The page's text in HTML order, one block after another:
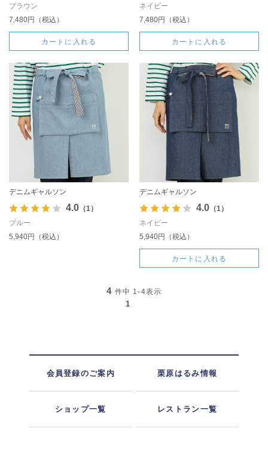
ブラウン
7,480円（税込）
カートに入れる
ネイビー
7,480円（税込）
カートに入れる
デニムギャルソン
4.0（1）
ブルー
5,940円（税込）
デニムギャルソン
4.0（1）
ネイビー
5,940円（税込）
カートに入れる
4 件中 1-4表示
1
会員登録のご案内 栗原はるみ情報
ショップ一覧 レストラン一覧